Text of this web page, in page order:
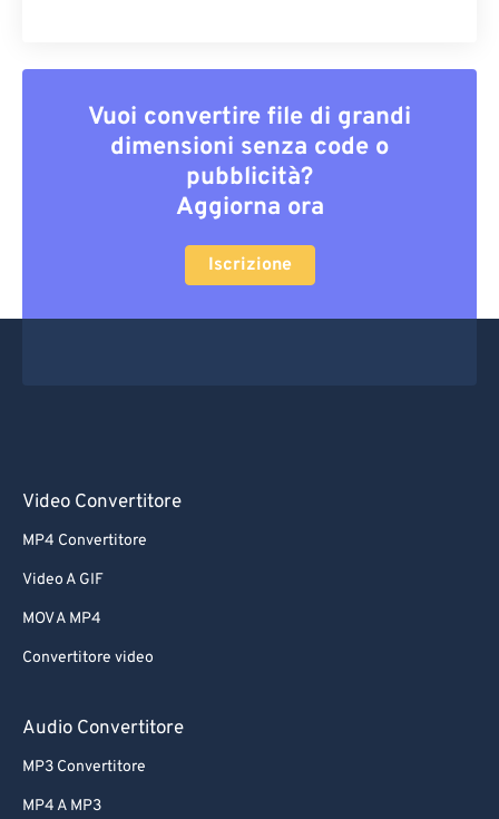
Vuoi convertire file di grandi
dimensioni senza code o
pubblicità?
Aggiorna ora
Iscrizione
Video Convertitore
MP4 Convertitore
Video A GIF
MOV A MP4
Convertitore video
Audio Convertitore
MP3 Convertitore
MP4 A MP3